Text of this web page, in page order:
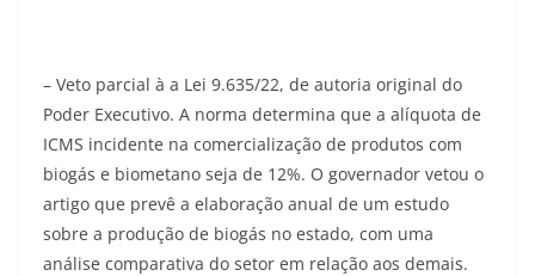
– Veto parcial à a Lei 9.635/22, de autoria original do
Poder Executivo. A norma determina que a alíquota de
ICMS incidente na comercialização de produtos com
biogás e biometano seja de 12%. O governador vetou o
artigo que prevê a elaboração anual de um estudo
sobre a produção de biogás no estado, com uma
análise comparativa do setor em relação aos demais.